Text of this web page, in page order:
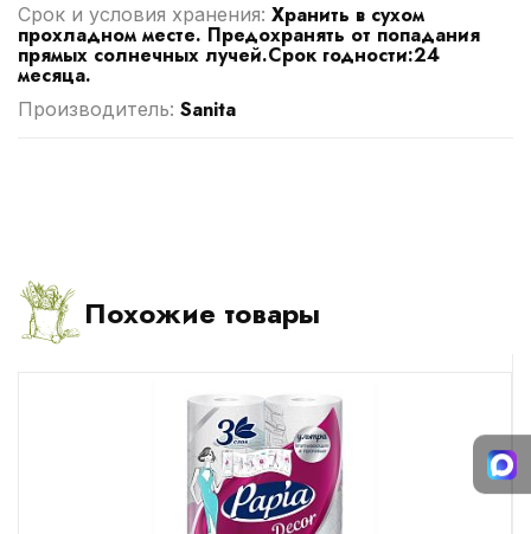
Срок и условия хранения: Хранить в сухом
прохладном месте. Предохранять от попадания
прямых солнечных лучей.Срок годности:24
месяца.
Производитель: Sanita
Похожие товары